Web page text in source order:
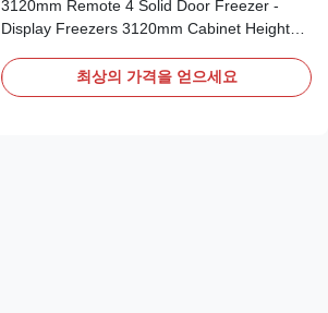
3120mm Remote 4 Solid Door Freezer -
Display Freezers 3120mm Cabinet Height
Type Glass Multi-door display freezers offer
an upright, multi-deck upright option allowing
최상의 가격을 얻으세요